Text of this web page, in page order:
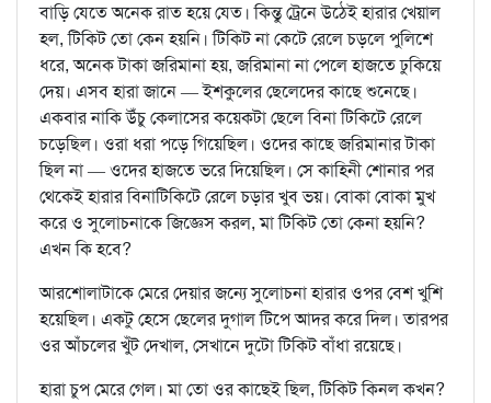
বাড়ি যেতে অনেক রাত হয়ে যেত। কিন্তু ট্রেনে উঠেই হারার খেয়াল
হল, টিকিট তো কেন হয়নি। টিকিট না কেটে রেলে চড়লে পুলিশে
ধরে, অনেক টাকা জরিমানা হয়, জরিমানা না পেলে হাজতে ঢুকিয়ে
দেয়। এসব হারা জানে — ইশকুলের ছেলেদের কাছে শুনেছে।
একবার নাকি উঁচু কেলাসের কয়েকটা ছেলে বিনা টিকিটে রেলে
চড়েছিল। ওরা ধরা পড়ে গিয়েছিল। ওদের কাছে জরিমানার টাকা
ছিল না — ওদের হাজতে ভরে দিয়েছিল। সে কাহিনী শোনার পর
থেকেই হারার বিনাটিকিটে রেলে চড়ার খুব ভয়। বোকা বোকা মুখ
করে ও সুলোচনাকে জিজ্ঞেস করল, মা টিকিট তো কেনা হয়নি?
এখন কি হবে?
আরশোলাটাকে মেরে দেয়ার জন্যে সুলোচনা হারার ওপর বেশ খুশি
হয়েছিল। একটু হেসে ছেলের দুগাল টিপে আদর করে দিল। তারপর
ওর আঁচলের খুঁট দেখাল, সেখানে দুটো টিকিট বাঁধা রয়েছে।
হারা চুপ মেরে গেল। মা তো ওর কাছেই ছিল, টিকিট কিনল কখন?